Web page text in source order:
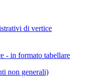
di vertice
- in formato tabellare
non generali)